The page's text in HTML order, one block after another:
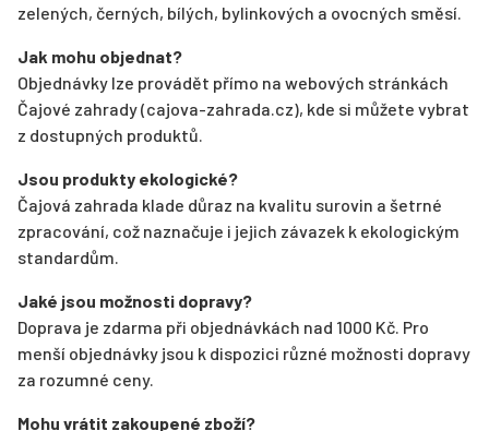
zelených, černých, bílých, bylinkových a ovocných směsí.
Jak mohu objednat?
Objednávky lze provádět přímo na webových stránkách
Čajové zahrady (cajova-zahrada.cz), kde si můžete vybrat
z dostupných produktů.
Jsou produkty ekologické?
Čajová zahrada klade důraz na kvalitu surovin a šetrné
zpracování, což naznačuje i jejich závazek k ekologickým
standardům.
Jaké jsou možnosti dopravy?
Doprava je zdarma při objednávkách nad 1000 Kč. Pro
menší objednávky jsou k dispozici různé možnosti dopravy
za rozumné ceny.
Mohu vrátit zakoupené zboží?